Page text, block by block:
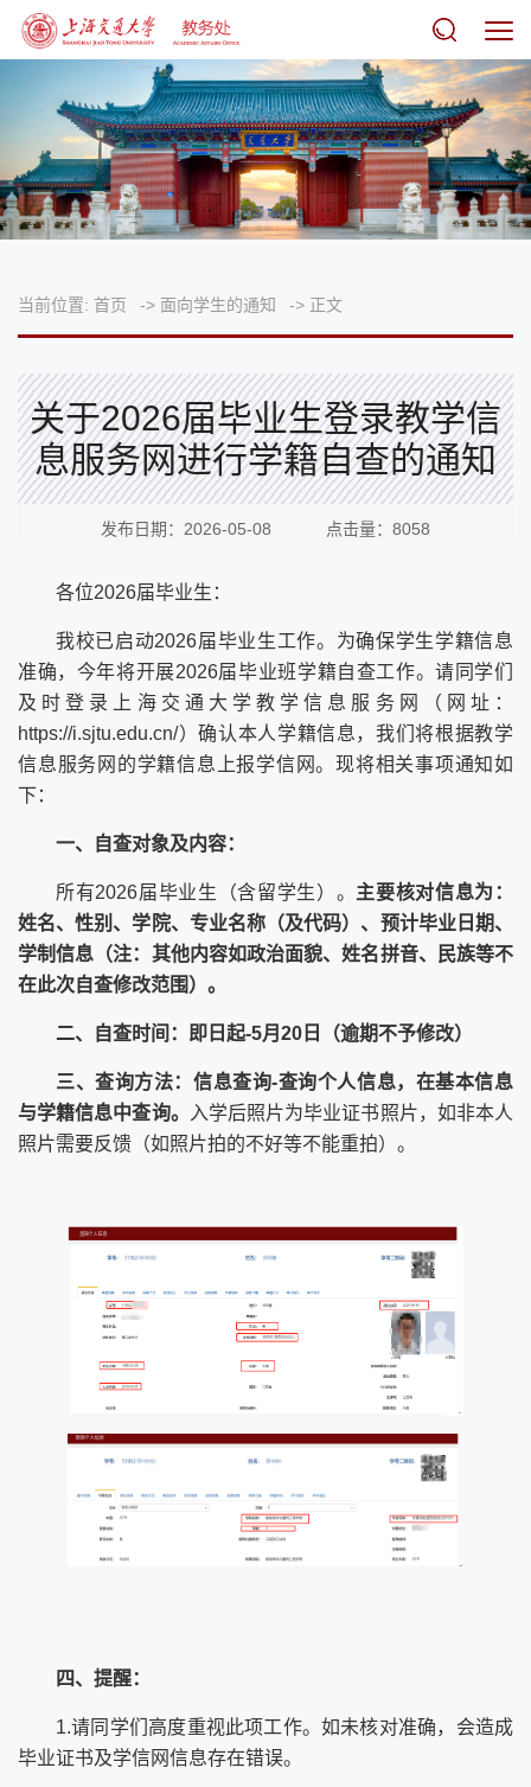
当前位置: 首页 -> 面向学生的通知 -> 正文
关于2026届毕业生登录教学信
息服务网进行学籍自查的通知
发布日期：2026-05-08 点击量： 8058
各位2026届毕业生：
我校已启动2026届毕业生工作。为确保学生学籍信息
准确，今年将开展2026届毕业班学籍自查工作。请同学们
及时登录上海交通大学教学信息服务网（网址：
https://i.sjtu.edu.cn/）确认本人学籍信息，我们将根据教学
信息服务网的学籍信息上报学信网。现将相关事项通知如
下：
一、自查对象及内容：
所有2026届毕业生（含留学生）。 主要核对信息为：
姓名、性别、学院、专业名称（及代码）、预计毕业日期、
学制信息（注：其他内容如政治面貌、姓名拼音、民族等不
在此次自查修改范围）。
二、自查时间： 即日起-5月 20 日（逾期不予修改）
三、查询方法：信息查询-查询个人信息，在基本信息
与学籍信息中查询。
入学后照片为毕业证书照片，如非本人
照片需要反馈（如照片拍的不好等不能重拍）。
四、提醒：
1.请同学们高度重视此项工作。如未核对准确，会造成
毕业证书及学信网信息存在错误。